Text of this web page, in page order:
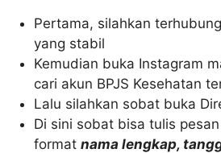
Pertama, silahkan
yang stabil
Kemudian buka Instagram
cari akun BPJS Kesehatan
Lalu silahkan sobat buka
Di sini sobat bisa tulis
formatnama lengkap,